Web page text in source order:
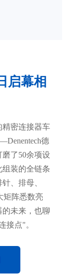
启幕相
精密连接器车
德
了50余项设
装的全链条
、排母、
矩阵悉数亮
未来，也聊
接点"。